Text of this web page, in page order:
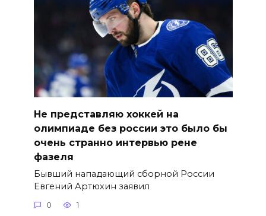
Не представляю хоккей на
олимпиаде без россии это было бы
очень странно интервью рене
фазеля
Бывший нападающий сборной России
Евгений Артюхин заявил
0 1